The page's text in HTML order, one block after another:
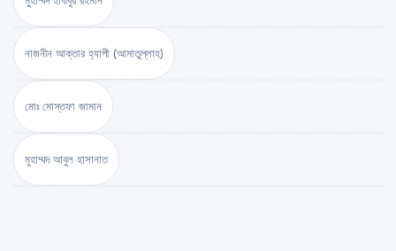
নাজনীন আক্তার হ্যাপী (আমাতুল্লাহ)
মোঃ মোস্তফা জামান
মুহাম্মদ আবুল হাসানাত